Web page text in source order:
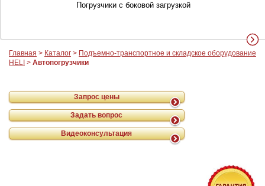
Погрузчики с боковой загрузкой
Главная > Каталог > Подъемно-транспортное и складское оборудование
HELI > Автопогрузчики
Запрос цены
Задать вопрос
Видеоконсультация